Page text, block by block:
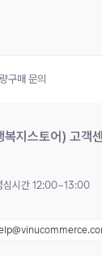
구매 문의
지스토어) 고객
시간 12:00~13:00